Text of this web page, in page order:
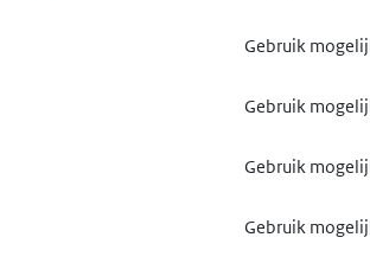
Gebruik mogelijk
Gebruik mogelijk
Gebruik mogelijk
Gebruik
Gebruik
Gebruik
Gebruik